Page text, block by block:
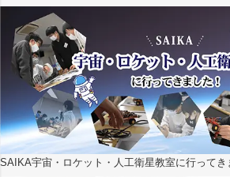
SAIKA宇宙・ロケット・人工衛星教室に行ってき